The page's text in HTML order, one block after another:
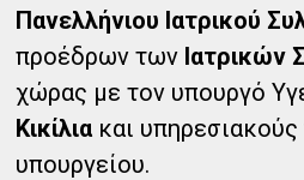
Πανελλήνιου Ιατρικού
προέδρων των Ιατρικών
χώρας με τον υπουργό
Κικίλια και
υπουργείου.